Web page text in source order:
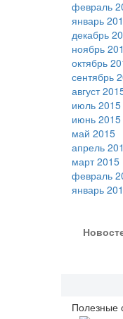
февраль
январь
декабрь
ноябрь
октябрь
сентябрь
август
июль 2015
июнь 2015
май 2015
апрель
март 2015
февраль
январь
Полезные